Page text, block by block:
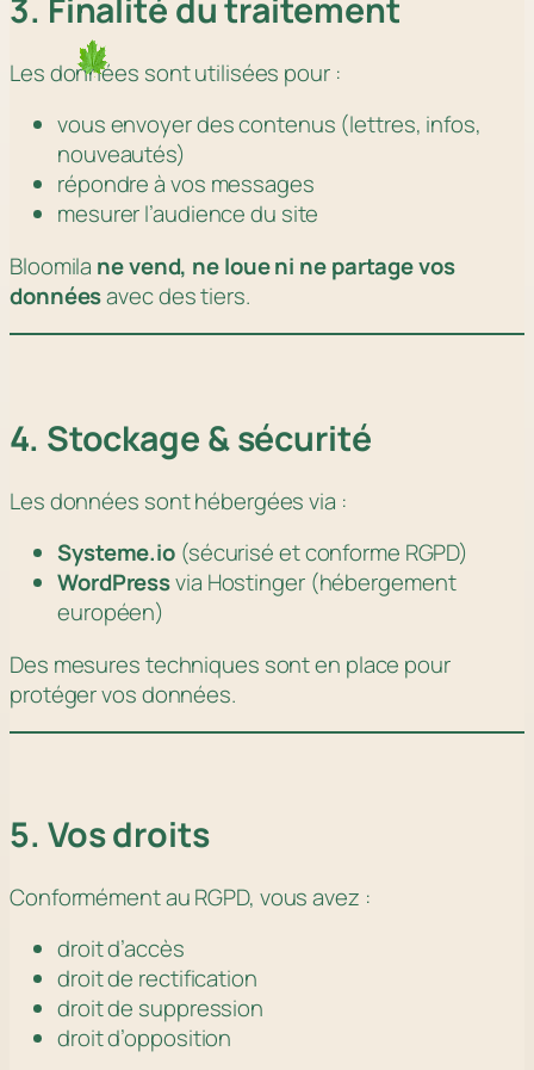
3. Finalité du traitement
Les données sont utilisées pour :
vous envoyer des contenus (lettres, infos,
nouveautés)
répondre à vos messages
mesurer l’audience du site
Bloomila ne vend, ne loue ni ne partage vos
donnéesavec des tiers.
4. Stockage & sécurité
Les données sont hébergées via :
Systeme.io (sécurisé et conforme RGPD)
WordPressvia Hostinger (hébergement
européen)
Des mesures techniques sont en place pour
protéger vos données.
5. Vos droits
Conformément au RGPD, vous avez :
droit d’accès
droit de rectification
droit de suppression
droit d’opposition